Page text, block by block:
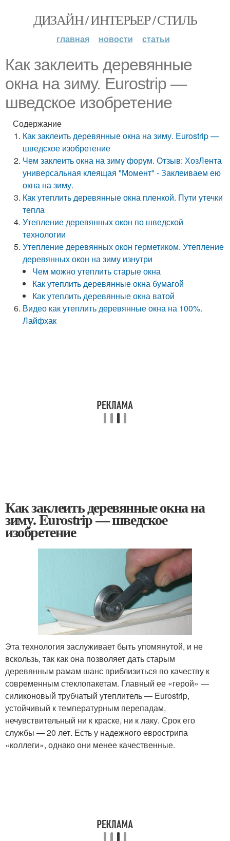
ДИЗАЙН / ИНТЕРЬЕР / СТИЛЬ
главная новости статьи
Как заклеить деревянные
окна на зиму. Eurostrip —
шведское изобретение
Содержание
Как заклеить деревянные окна на зиму. Eurostrip —
шведское изобретение
Чем заклеить окна на зиму форум. Отзыв: ХозЛента
универсальная клеящая "Момент" - Заклеиваем ею
окна на зиму.
Как утеплить деревянные окна пленкой. Пути утечки
тепла
Утепление деревянных окон по шведской
технологии
Утепление деревянных окон герметиком. Утепление
деревянных окон на зиму изнутри
Чем можно утеплить старые окна
Как утеплить деревянные окна бумагой
Как утеплить деревянные окна ватой
Видео как утеплить деревянные окна на 100%.
Лайфхак
Как заклеить деревянные окна на
зиму. Eurostrip — шведское
изобретение
Эта технология заслуживает быть упомянутой, и не
вскользь, так как она позволяет дать старым
деревянным рамам шанс приблизиться по качеству к
современным стеклопакетам. Главный ее «герой» —
силиконовый трубчатый утеплитель — Eurostrip,
устойчивый к температурным перепадам,
нечувствительный ни к краске, ни к лаку. Срок его
службы — 20 лет. Есть у надежного еврострипа
«коллеги», однако они менее качественные.